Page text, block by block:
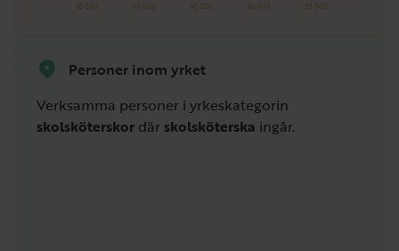
35 000 40 000 45 000 50 000 55 000
Personer inom yrket
Verksamma personer i yrkeskategorin
skolsköterskor där skolsköterska ingår.